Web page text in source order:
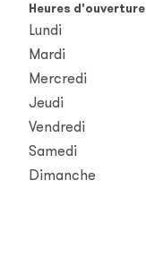
Heures d'ouverture
Lundi
Mardi
Mercredi
Jeudi
Vendredi
Samedi
Dimanche